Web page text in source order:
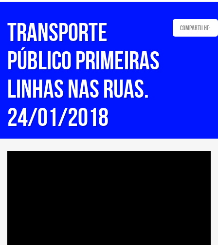
TRANSPORTE
PÚBLICO Primeiras
linhas nas ruas.
24/01/2018
Compartilhe: